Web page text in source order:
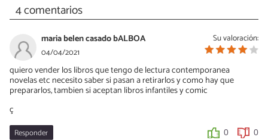
4 comentarios
Su valoración:
maria belen casado bALBOA
04/04/2021
quiero vender los libros que tengo de lectura contemporanea
novelas etc necesito saber si pasan a retirarlos y como hay que
prepararlos, tambien si aceptan libros infantiles y comic
ç
Responder 0 0